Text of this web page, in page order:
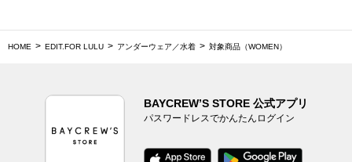
HOME EDIT.FOR LULU アンダーウェア／水着 対象商品（WOMEN）
BAYCREW’S STORE 公式アプリ
パスワードレスでかんたんログイン